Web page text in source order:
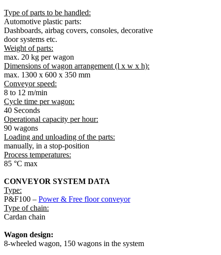
Type of parts to be handled:
Automotive plastic parts:
Dashboards, airbag covers, consoles, decorative
door systems etc.
Weight of parts:
max. 20 kg per wagon
Dimensions of wagon arrangement (l x w x h):
max. 1300 x 600 x 350 mm
Conveyor speed:
8 to 12 m/min
Cycle time per wagon:
40 Seconds
Operational capacity per hour:
90 wagons
Loading and unloading of the parts:
manually, in a stop-position
Process temperatures:
85 °C max
CONVEYOR SYSTEM DATA
Type:
P&F100 – Power & Free floor conveyor
Type of chain:
Cardan chain
Wagon design:
8-wheeled wagon, 150 wagons in the system